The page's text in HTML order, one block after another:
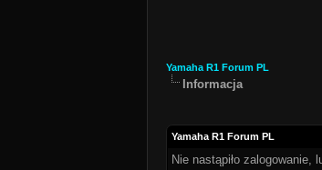
Yamaha R1 Forum PL
Informacja
Yamaha R1 Forum PL
Nie nastąpiło